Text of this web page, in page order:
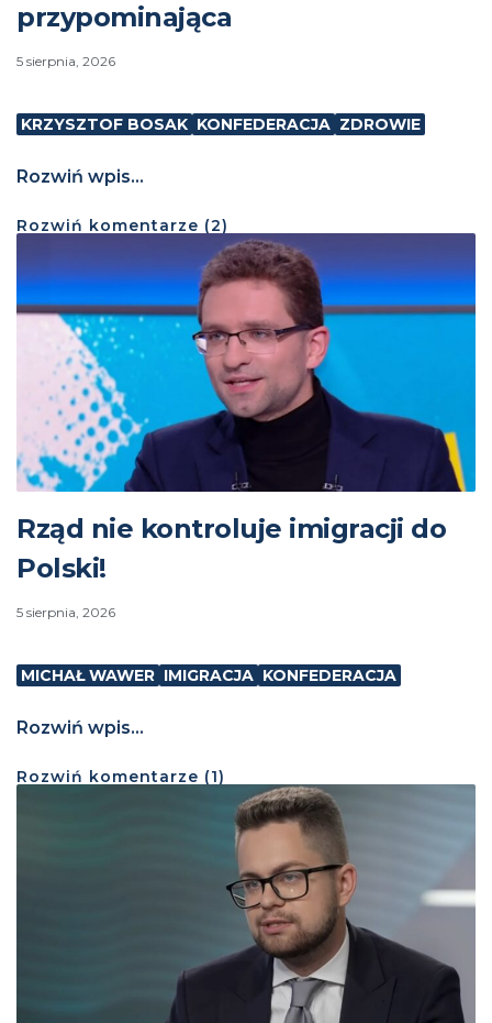
przypominająca
5 sierpnia, 2026
KRZYSZTOF BOSAK KONFEDERACJA ZDROWIE
Rozwiń wpis...
Rozwiń komentarze (2)
Rząd nie kontroluje imigracji do
Polski!
5 sierpnia, 2026
MICHAŁ WAWER IMIGRACJA KONFEDERACJA
Rozwiń wpis...
Rozwiń komentarze (1)